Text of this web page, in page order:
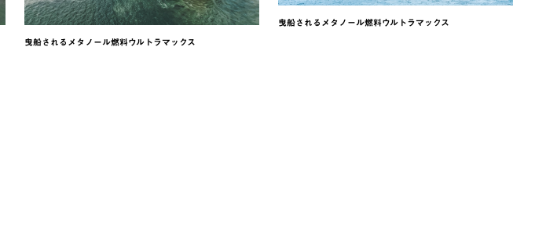
曳船されるメタノール燃料ウルトラマックス
曳船されるメタノール燃料ウルトラマックス